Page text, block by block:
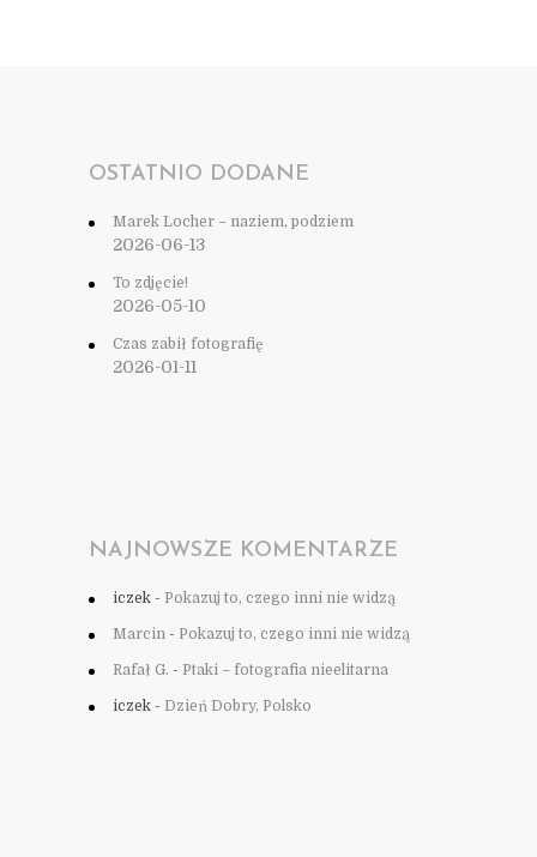
OSTATNIO DODANE
Marek Locher – naziem, podziem
2026-06-13
To zdjęcie!
2026-05-10
Czas zabił fotografię
2026-01-11
NAJNOWSZE KOMENTARZE
iczek - Pokazuj to, czego inni nie widzą
Marcin - Pokazuj to, czego inni nie widzą
Rafał G. - Ptaki – fotografia nieelitarna
iczek - Dzień Dobry, Polsko